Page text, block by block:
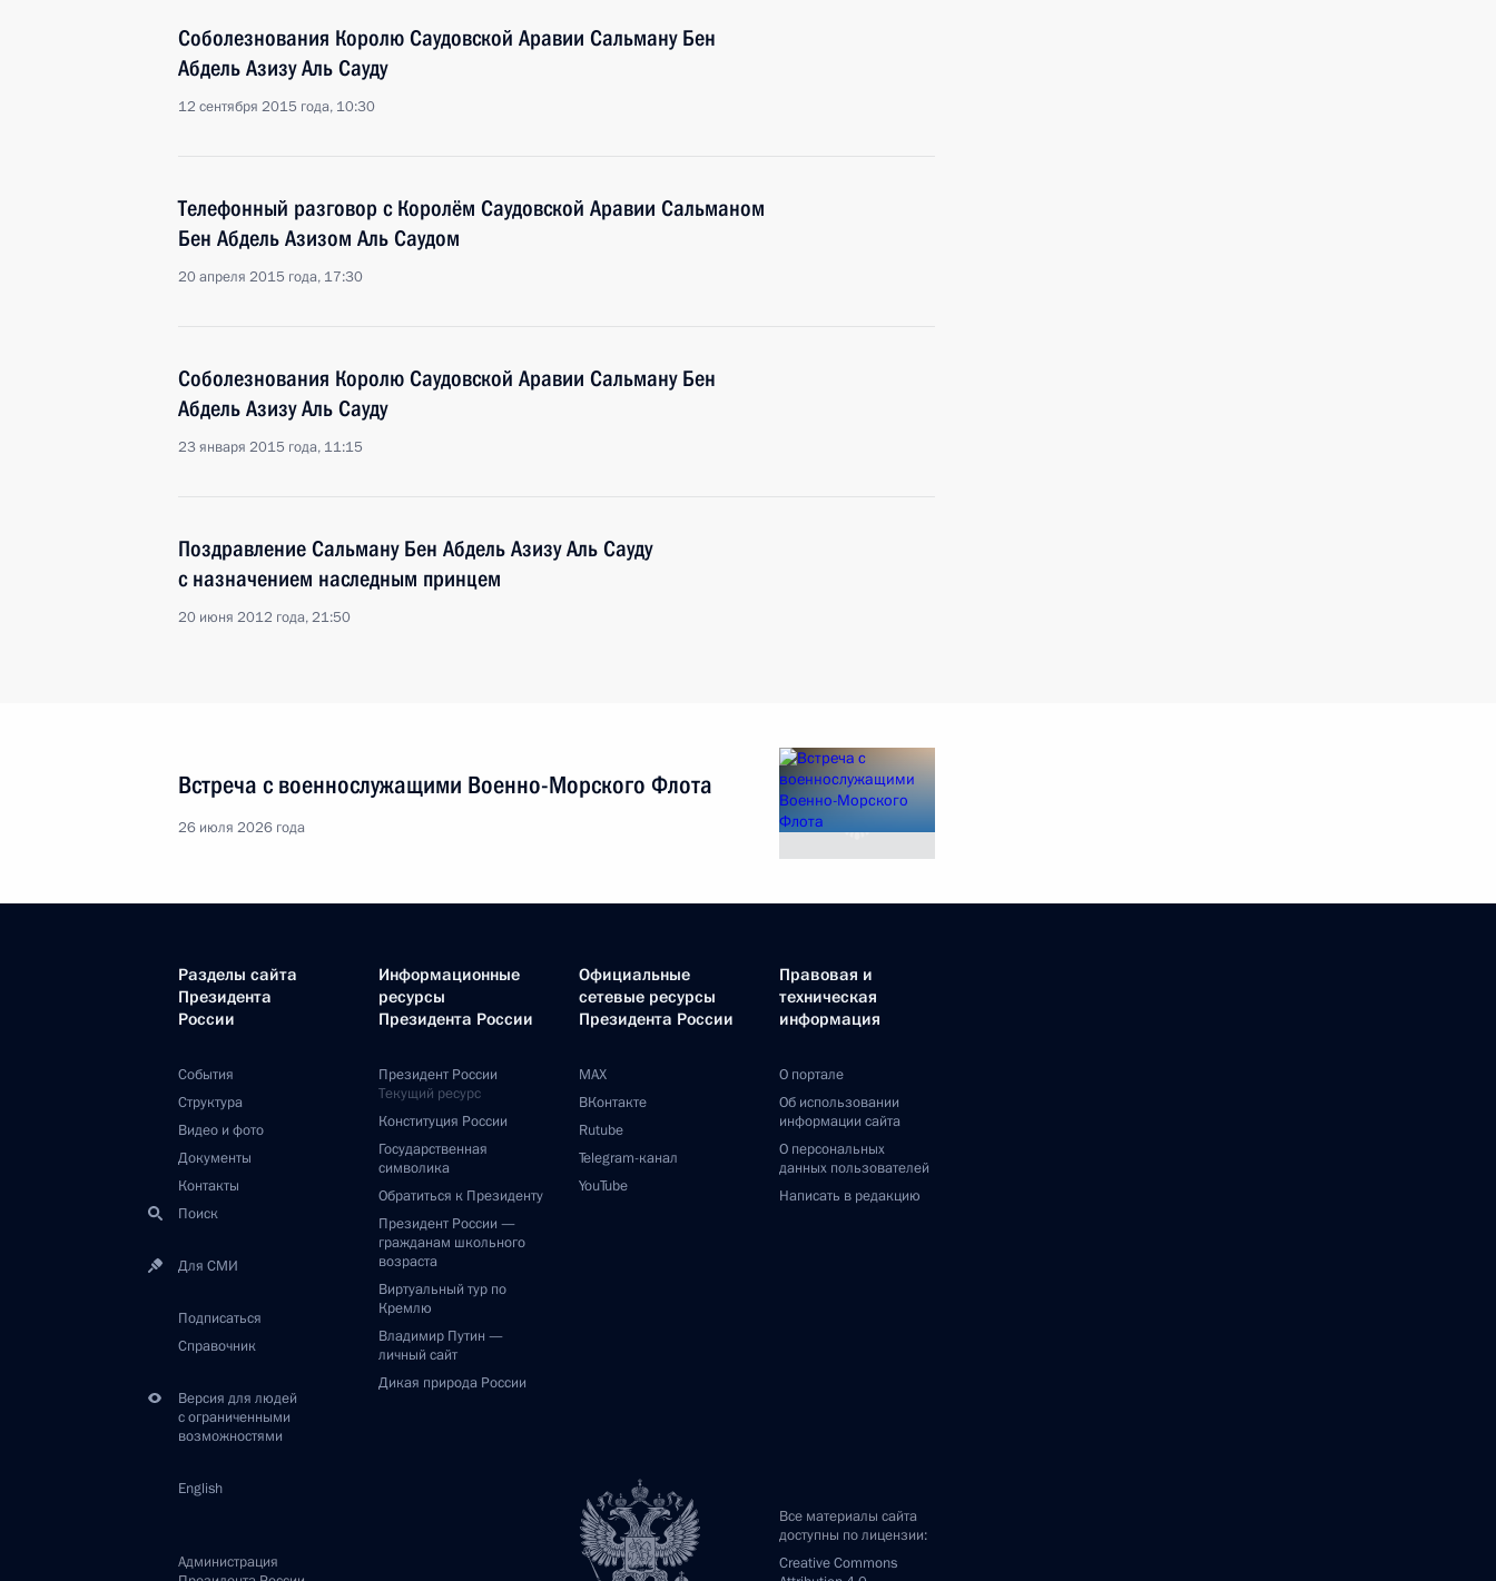
Соболезнования Королю Саудовской Аравии Сальману Бен
Абдель Азизу Аль Сауду
12 сентября 2015 года, 10:30
Телефонный разговор с Королём Саудовской Аравии Сальманом
Бен Абдель Азизом Аль Саудом
20 апреля 2015 года, 17:30
Соболезнования Королю Саудовской Аравии Сальману Бен
Абдель Азизу Аль Сауду
23 января 2015 года, 11:15
Поздравление Сальману Бен Абдель Азизу Аль Сауду
с назначением наследным принцем
20 июня 2012 года, 21:50
Встреча с военнослужащими Военно-Морского Флота
26 июля 2026 года
Разделы сайта
Президента
России
События
Структура
Видео и фото
Документы
Контакты
Поиск
Для СМИ
Подписаться
Справочник
Версия для людей
с ограниченными
возможностями
English
Информационные
ресурсы
Президента России
Президент России
Текущий ресурс
Конституция России
Государственная
символика
Обратиться к Президенту
Президент России —
гражданам школьного
возраста
Виртуальный тур по
Кремлю
Владимир Путин —
личный сайт
Дикая природа России
Официальные
сетевые ресурсы
Президента России
MAX
ВКонтакте
Rutube
Telegram-канал
YouTube
Правовая и
техническая
информация
О портале
Об использовании
информации сайта
О персональных
данных пользователей
Написать в редакцию
Все материалы сайта
доступны по лицензии:
Creative Commons
Администрация